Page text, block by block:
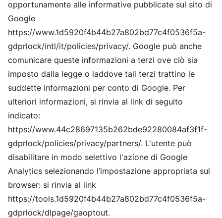
opportunamente alle informative pubblicate sul sito di
Google
https://www.1d5920f4b44b27a802bd77c4f0536f5a-
gdprlock/intl/it/policies/privacy/. Google può anche
comunicare queste informazioni a terzi ove ciò sia
imposto dalla legge o laddove tali terzi trattino le
suddette informazioni per conto di Google. Per
ulteriori informazioni, si rinvia al link di seguito
indicato:
https://www.44c28697135b262bde92280084af3f1f-
gdprlock/policies/privacy/partners/. L'utente può
disabilitare in modo selettivo l'azione di Google
Analytics selezionando l’impostazione appropriata sul
browser: si rinvia al link
https://tools.1d5920f4b44b27a802bd77c4f0536f5a-
gdprlock/dlpage/gaoptout.